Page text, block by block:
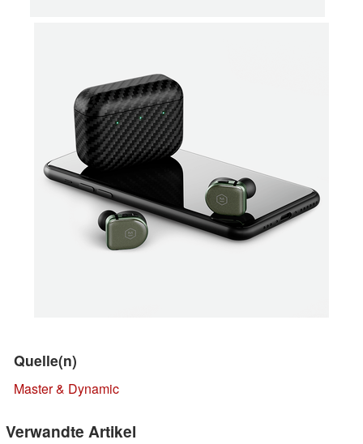
Quelle(n)
Master & Dynamic
Verwandte Artikel